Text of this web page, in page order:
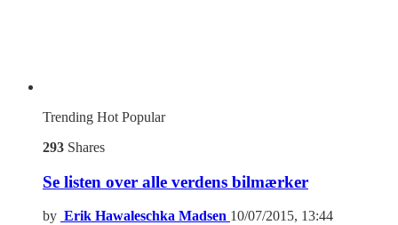
Trending Hot Popular
293 Shares
Se listen over alle verdens bilmærker
by Erik Hawaleschka Madsen 10/07/2015, 13:44